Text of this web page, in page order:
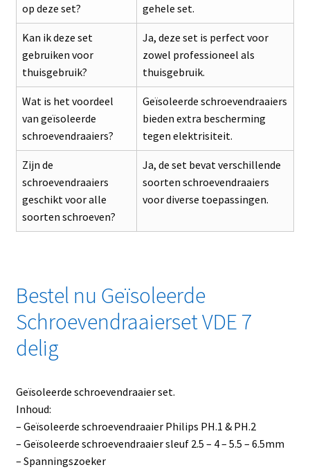
op deze set? gehele set.
Kan ik deze set
gebruiken voor
thuisgebruik?
Ja, deze set is perfect voor
zowel professioneel als
thuisgebruik.
Wat is het voordeel
van geïsoleerde
schroevendraaiers?
Geïsoleerde schroevendraaiers
bieden extra bescherming
tegen elektrisiteit.
Zijn de
schroevendraaiers
geschikt voor alle
soorten schroeven?
Ja, de set bevat verschillende
soorten schroevendraaiers
voor diverse toepassingen.
Bestel nu Geïsoleerde
Schroevendraaierset VDE 7
delig
Geïsoleerde schroevendraaier set.
Inhoud:
– Geïsoleerde schroevendraaier Philips PH.1 & PH.2
– Geïsoleerde schroevendraaier sleuf 2.5 – 4 – 5.5 – 6.5mm
– Spanningszoeker